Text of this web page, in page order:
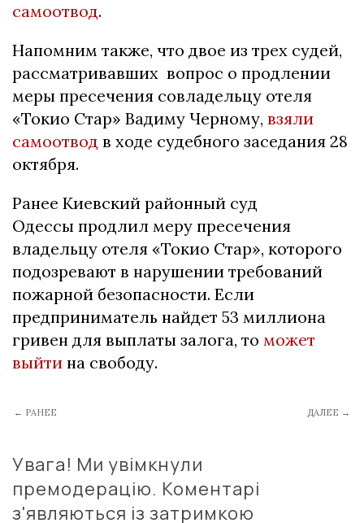
самоотвод.
Напомним также, что двое из трех судей,
рассматривавших вопрос о продлении
меры пресечения совладельцу отеля
«Токио Стар» Вадиму Черному, взяли
самоотвод в ходе судебного заседания 28
октября.
Ранее Киевский районный суд
Одессы продлил меру пресечения
владельцу отеля «Токио Стар», которого
подозревают в нарушении требований
пожарной безопасности. Если
предприниматель найдет 53 миллиона
гривен для выплаты залога, то может
выйти на свободу.
← РАНЕЕ ДАЛЕЕ →
Увага! Ми увімкнули
премодерацію. Коментарі
з'являються із затримкою